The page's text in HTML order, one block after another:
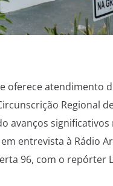
oferece atendimento
Regional
avanços
entrevista à Rádio
96, com o repórter